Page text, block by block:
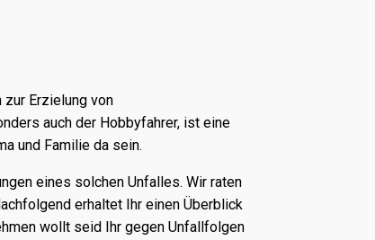
zur Erzielung von
auch der Hobbyfahrer, ist eine
und Familie da sein.
eines solchen Unfalles. Wir raten
erhaltet Ihr einen Überblick
wollt seid Ihr gegen Unfallfolgen